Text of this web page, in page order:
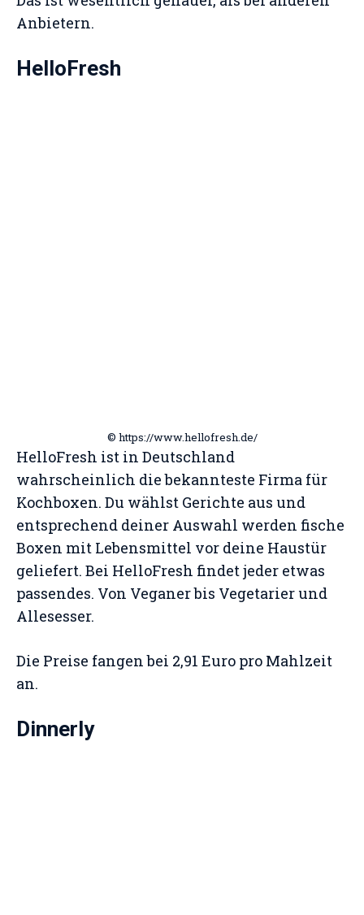
Anbietern.
HelloFresh
© https://www.hellofresh.de/
HelloFresh ist in Deutschland
wahrscheinlich die bekannteste Firma für
Kochboxen. Du wählst Gerichte aus und
entsprechend deiner Auswahl werden fische
Boxen mit Lebensmittel vor deine Haustür
geliefert. Bei HelloFresh findet jeder etwas
passendes. Von Veganer bis Vegetarier und
Allesesser.
Die Preise fangen bei 2,91 Euro pro Mahlzeit
an.
Dinnerly